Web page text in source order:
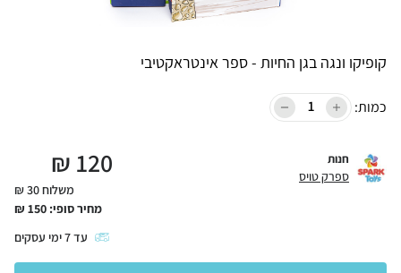
קופיקו ונגה בגן החיות - ספר אינטראקטיבי
כמות:
חנות
ספרק טויס 120
₪
משלוח 30 ₪
מחיר סופי: 150
₪
עד7ימי עסקים